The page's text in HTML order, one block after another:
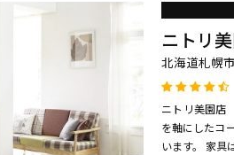
ニトリ
北海道札幌
ニトリ美園店
を軸にしたコ
います。 家具